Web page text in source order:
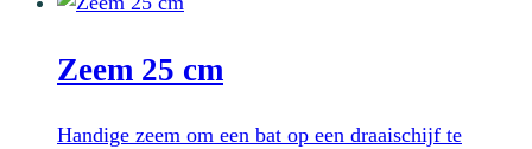
Zeem 25 cm
Handige zeem om een bat op een draaischijf te